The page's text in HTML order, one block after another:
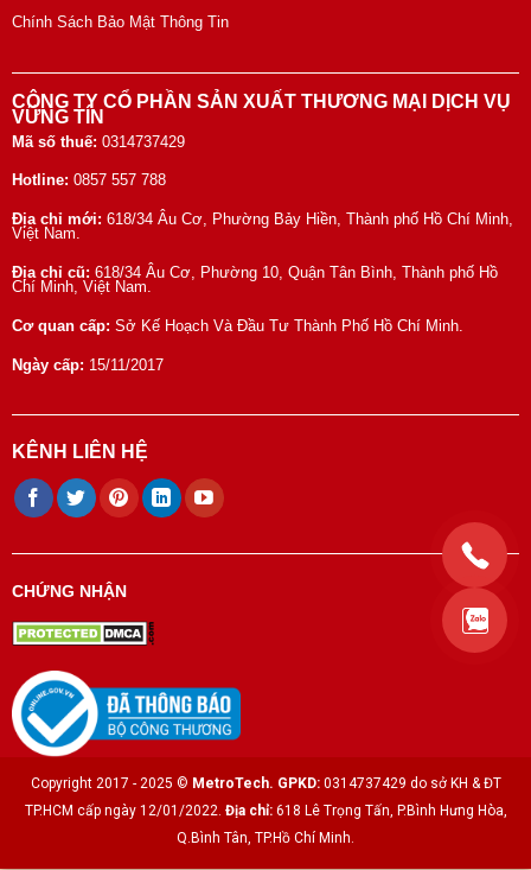
Chính Sách Bảo Mật Thông Tin
CÔNG TY CỔ PHẦN SẢN XUẤT THƯƠNG MẠI DỊCH VỤ
VỮNG TÍN
Mã số thuế: 0314737429
Hotline: 0857 557 788
Địa chỉ mới: 618/34 Âu Cơ, Phường Bảy Hiền, Thành phố Hồ Chí Minh,
Việt Nam.
Địa chỉ cũ: 618/34 Âu Cơ, Phường 10, Quận Tân Bình, Thành phố Hồ
Chí Minh, Việt Nam.
Cơ quan cấp: Sở Kế Hoạch Và Đầu Tư Thành Phố Hồ Chí Minh.
Ngày cấp: 15/11/2017
KÊNH LIÊN HỆ
CHỨNG NHẬN
Copyright 2017 - 2025 © MetroTech. GPKD:0314737429 do sở KH & ĐT
TP.HCM cấp ngày 12/01/2022. Địa chỉ:618 Lê Trọng Tấn, P.Bình Hưng Hòa,
Q.Bình Tân, TP.Hồ Chí Minh.